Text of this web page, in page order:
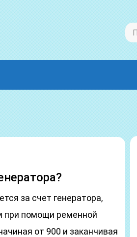
за счет генератора,
при помощи ременной
от 900 и заканчивая